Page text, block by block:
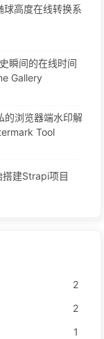
高度在线转换系
瞬间的在线时间
Gallery
的浏览器端水印解
Tool
建Strapi项目
2
2
1